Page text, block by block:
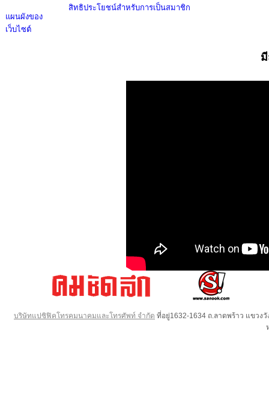
แผนผังของ
เว็บไซต์
สิทธิประโยชน์สำหรับการเป็นสมาชิก
บริษัทแปซิฟิคโทรคมนาคมและโทรศัพท์ จำกัด ที่อยู่1632-1634 ถ.ลาดพร้าว แขวง